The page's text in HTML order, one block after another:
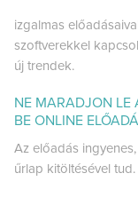
izgalmas
szoftverekkel
új trendek.
NE MARADJON LE
BE ONLINE
Az előadás
űrlap kitöltésével tud.